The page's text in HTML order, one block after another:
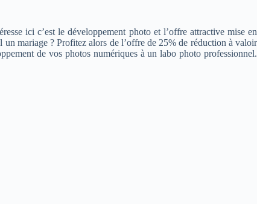
ici c’est le développement photo et l’offre attractive mise en
mariage ? Profitez alors de l’offre de 25% de réduction à valoir
de vos photos numériques à un labo photo professionnel.